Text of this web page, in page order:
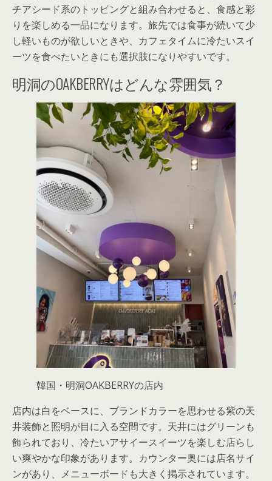
チアシード系のトッピングと組み合わせると、食感と彩
りを楽しめる一品になります。旅先では食事が続いて少
し軽いものが欲しいときや、カフェタイムに冷たいスイ
ーツを食べたいときにも選択肢になりやすいです。
明洞のOAKBERRYはどんな雰囲気？
韓国・明洞OAKBERRYの店内
店内は白をベースに、ブランドカラーを思わせる紫の天
井装飾と照明が目に入る空間です。天井にはグリーンも
飾られており、冷たいアサイースイーツを楽しむ店らし
い爽やかな印象があります。カウンター奥には店名サイ
ンがあり、メニューボードも大きく掲示されています。